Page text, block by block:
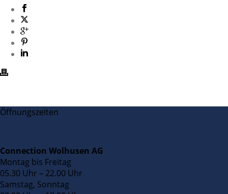
Öffnungszeiten
Connection Wolhusen AG
Montag bis Freitag
05.30 Uhr – 22.00 Uhr
Samstag, Sonntag